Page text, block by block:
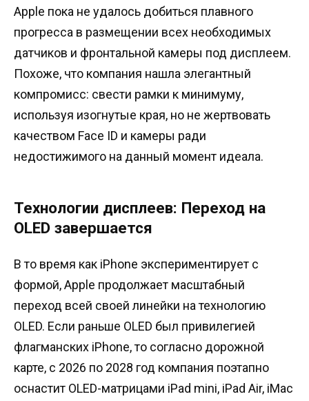
Apple пока не удалось добиться плавного
прогресса в размещении всех необходимых
датчиков и фронтальной камеры под дисплеем.
Похоже, что компания нашла элегантный
компромисс: свести рамки к минимуму,
используя изогнутые края, но не жертвовать
качеством Face ID и камеры ради
недостижимого на данный момент идеала.
Технологии дисплеев: Переход на
OLED завершается
В то время как iPhone экспериментирует с
формой, Apple продолжает масштабный
переход всей своей линейки на технологию
OLED. Если раньше OLED был привилегией
флагманских iPhone, то согласно дорожной
карте, с 2026 по 2028 год компания поэтапно
оснастит OLED-матрицами iPad mini, iPad Air, iMac